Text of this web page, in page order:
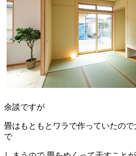
余談ですが
畳はもともとワラで作っていたの
で